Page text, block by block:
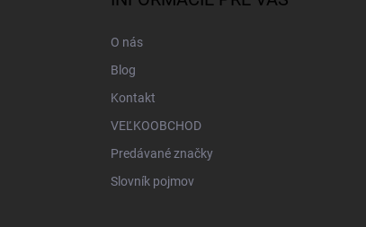
O nás
Blog
Kontakt
VEĽKOOBCHOD
Predávané značky
Slovník pojmov